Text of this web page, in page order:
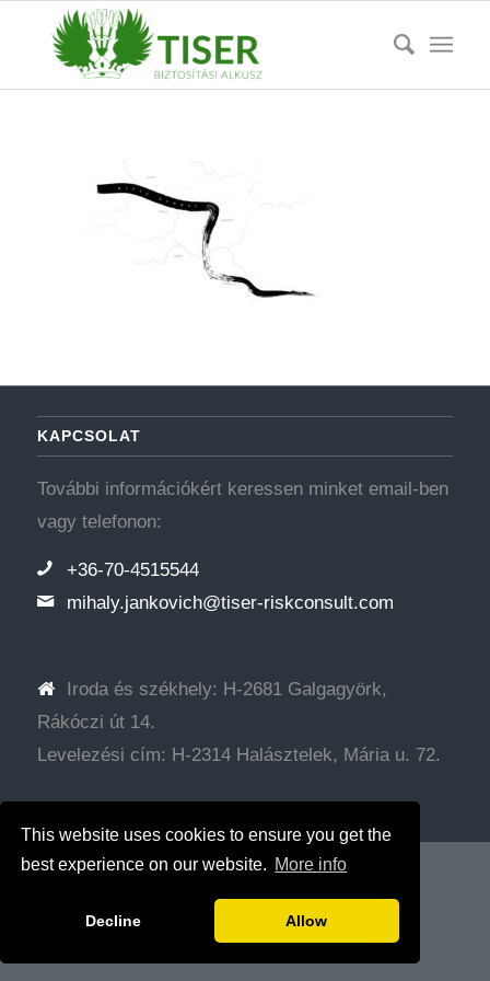
This website uses cookies to ensure you get the
best experience on our website. More info
Decline Allow
KAPCSOLAT
További információkért keressen minket email-ben
vagy telefonon:
+36-70-4515544
mihaly.jankovich@tiser-riskconsult.com
Iroda és székhely: H-2681 Galgagyörk,
Rákóczi út 14.
Levelezési cím: H-2314 Halásztelek, Mária u. 72.
© Copyright - Tiser Tanácsadó Kft. Web development: SRG